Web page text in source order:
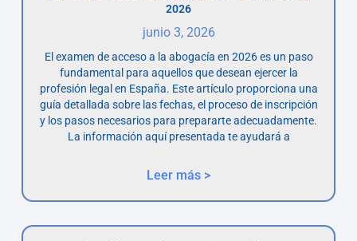
2026
junio 3, 2026
El examen de acceso a la abogacía en 2026 es un paso
fundamental para aquellos que desean ejercer la
profesión legal en España. Este artículo proporciona una
guía detallada sobre las fechas, el proceso de inscripción
y los pasos necesarios para prepararte adecuadamente.
La información aquí presentada te ayudará a
Leer más >